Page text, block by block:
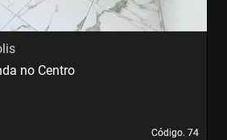
Código. 74
Código. 74
no Centro